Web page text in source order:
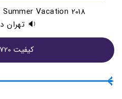
Vacation 2018
🔉 تهران
کیفیت 720 بلوری